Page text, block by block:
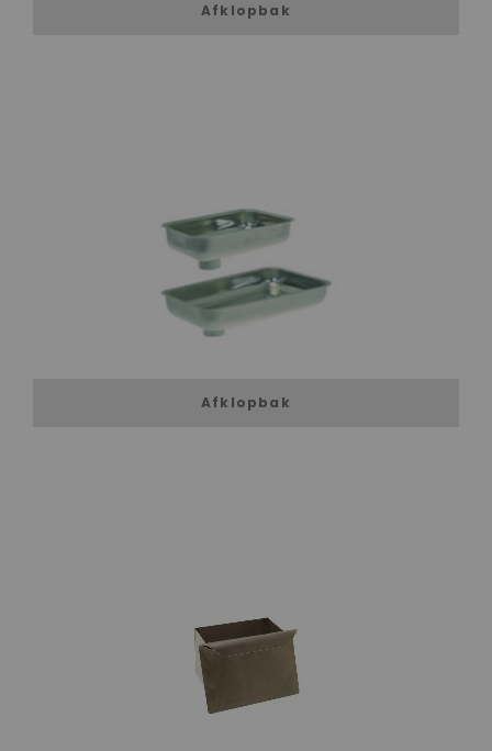
Afklopbak
Afklopbak